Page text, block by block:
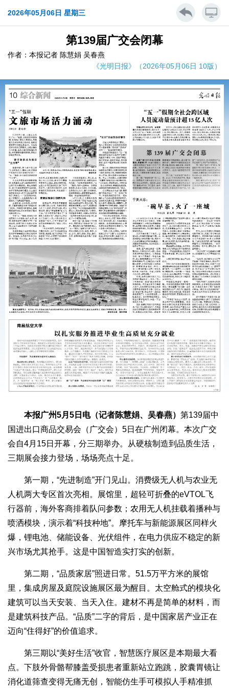
2026年05月06日 星期三
第139届广交会闭幕
作者：本报记者 陈慧娟 吴春燕
《光明日报》（2026年05月06日 10版）
本报广州5月5日电（记者陈慧娟、吴春燕） 第139届中
国进出口商品交易会（广交会）5日在广州闭幕。本次广交
会自4月15日开幕，分三期举办。从硬核制造到品质生活，
三期展会接力登场，场场亮点十足。
第一期，“先进制造”开门见山。消费级无人机与农业无
人机两大专区首次亮相。展馆里，超轻可折叠的eVTOL飞
行器前，海外客商排着队问参数；农用无人机挂载着播种与
喷洒模块，演示着“科技种地”。摩托车与新能源展区同样火
爆，锂电池、储能设备、光伏组件，在电力供应不稳定的新
兴市场尤其抢手。这是中国智造实打实的创新。
第二期，“品质家居”照进日常。51.5万平方米的展馆
里，集成房屋及庭院设施展区最为醒目。太空舱式的模块化
建筑可以当天安装、当天入住。建材不再是简单的材料，而
是建筑科技产品。“品质”二字的背后，是中国家居产业正在
迈向“住得好”的价值追求。
第三期以“美好生活”收官，智慧医疗展区是本期最大看
点。下肢外骨骼帮膝盖受损患者重新站立跑跳，胶囊胃镜让
消化道筛查变得无痛无创，智能仿生手可模拟人手精准抓